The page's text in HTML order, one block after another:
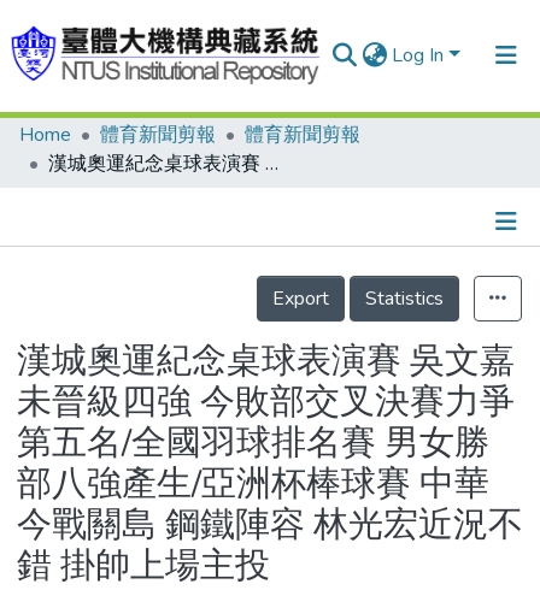
Log In
Communities & Collections
Statistics
Home 體育新聞剪報
體育新聞剪報
漢城奧運紀念桌球表演賽 吳文嘉未晉級四強 今敗部交叉決賽力爭第五名/全國羽球排名賽 男女勝部八強產生/亞洲杯棒球賽 中華今戰關島 鋼鐵陣容 林光宏近況不錯 掛帥上場主投
Details
Export
Statistics
漢城奧運紀念桌球表演賽 吳文嘉
未晉級四強 今敗部交叉決賽力爭
第五名/全國羽球排名賽 男女勝
部八強產生/亞洲杯棒球賽 中華
今戰關島 鋼鐵陣容 林光宏近況不
錯 掛帥上場主投